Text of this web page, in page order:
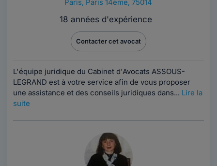
Paris, Paris 14ème, 75014
18 années d'expérience
Contacter cet avocat
L'équipe juridique du Cabinet d'Avocats ASSOUS-
LEGRAND est à votre service afin de vous proposer
une assistance et des conseils juridiques dans... Lire la
suite